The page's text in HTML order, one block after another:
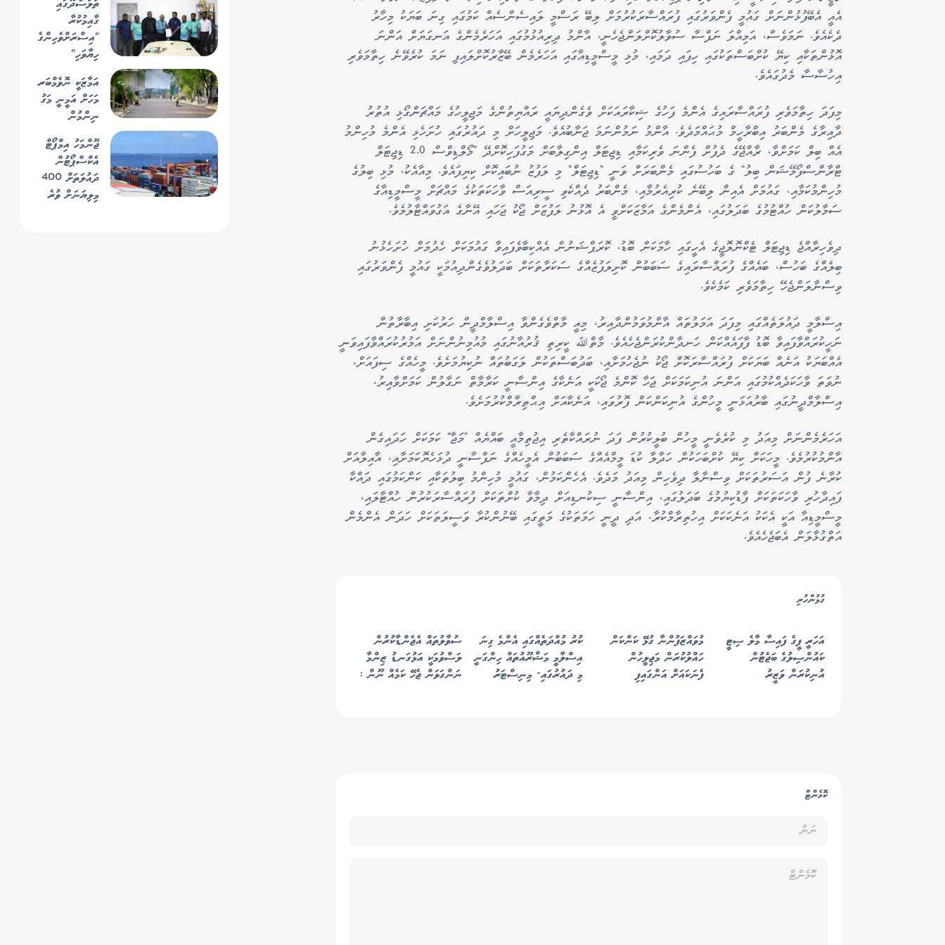
އެއީ އެބޭފުޅުންނަށް ގައުމީ ފެންވަރުގައި ފުރައްސާރަކުރުމަށް ލިބޭ ރަސްމީ ލައިސެންސެއް ކަމުގައި ގިނަ ބަޔަކު މިހާރު
ދެކެއެވެ. ނަމަވެސް، އަމިއްލަ ނަފްސާ ސުވާލުކޮށްލަންޖެހެނީ، އާންމު ދިރިއުޅުމުގައި އަހަރެމެންގެ އަނގަޔަށް އަންނަ
އޮޅުންތަކާއި ކިޔޭ ކުށްބަސްތަކުގައި ހިފައި ދަމައި، މުޅި މީސްމީޑިއާގައި އަހަރެމެން ބޭޒާރުކޮށްލައިފި ނަމަ ކުރެވޭނެ ހިތާމަވެރި
އިހުސާސާ މެދުގައެވެ.
މިފަދަ ހިތާމަވެރި ފުރައްސާރައިގެ އެންމެ ފަހުގެ ޝިކާރައަކަށް ވެގެންދިޔައީ ރައްޔިތުންގެ މަޖިލީހުގެ މައްޗަންގޯޅި އުތުރު
ދާއިރާގެ މެންބަރު އިބްރާހީމް މުޙައްމަދެވެ. އާންމު ނަމުންނަމަ ޖަނާބުއެވެ. މަޖިލީހަށް މި ދައުރުގައި ހުށަހެޅި އެންމެ މުހިންމު
އެއް ބިލް ކަމަށްވާ، ރާއްޖޭގެ ދެފުށް ފެންނަ ވެރިކަމާއި ޑިޖިޓަލް އިންގިލާބަށް މަގުފަހިކޮށްދޭ "މޯލްޑިވްސް 2.0 ޑިޖިޓަލް
ޓްރާންސްފޯމޭޝަން ބިލު" ގެ ބަހުސުގައި މެންބަރަށް ވަނީ "ޑިޖިޓަލް" މި ލަފުޒު ނުބައިކޮށް ކިޔިފައެވެ. މިއާއެކު، މުޅި ބިލުގެ
މުހިންމުކަމާއި، ގައުމަށް އެއިން ލިބޭނެ ކުރިއެރުމާއި، މެންބަރު ދެއްކެވި ސީރިއަސް ވާހަކަތަކުގެ މައްޗަށް މީސްމީޑިއާގެ
ސަމާލުކަން ހުއްޓުމުގެ ބަދަލުގައި، އެންމެންގެ އަމާޒަކަށްވީ އެ އޮޅުނު ލަފުޒަށް ޖޯކު ޖަހައި އޭނާގެ އަގުވައްޓާލުމެވެ.
ދިވެހިރާއްޖެ ޑިޖިޓަލް ޓެކްނޮލޮޖީގެ އެހީގައި ހާމަކަން ބޮޑު، ކޮރަޕްޝަނުން އެއްކިބާވެފައިވާ ގައުމަކަށް ހެދުމަށް ހުށަހެޅުނު
ބިލެއްގެ ބަހުސް، ބައެއްގެ ފުރައްސާރައިގެ ސަބަބުން ކޮށިލަފުޒެއްގެ ސަކަރާތަކަށް ބަދަލުވެގެންދިއުމަކީ ގައުމީ ފެންވަރުގައި
ވިސްނާލަންޖެހޭ ހިތާމަވެރި ކަމެކެވެ.
އިސްލާމީ ދައުލަތެއްގައި މިފަދަ އަމަލުތައް އާންމުވަމުންދާއިރު، މިއީ މާތްވެގެންވާ އިސްލާމްދީން ހަރުކަށި އިބާރާތުން
ނަހީކުރައްވާފައިވާ ބޮޑު ފާފައެއްކަން ހަނދާންކުރަންޖެހެއެވެ. މާތްﷲ ކީރިތި ޤުރުއާނުގައި މުއުމިނުންނަށް އަމުރުކުރައްވާފައިވަނީ
އެއްބަޔަކު އަނެއް ބަޔަކަށް ފުރައްސާރަކޮށް ޖޯކު ނުޖެހުމަށާއި، ބަދުބަސްތަކުން ލަގަބުތައް ނުކިޔުމަށެވެ. މީހެއްގެ ސިފައަށް،
ނުވަތަ ވާހަކަދެއްކުމުގައި އަންނަ އުނިކަމަކަށް ޖަހާ ކޮންމެ ޖޯކަކީ އަނެކާގެ އިންސާނީ ކަރާމާތް ނަގާލުން ކަމަށްވާއިރު،
އިސްލާމްދީނުގައި ބާރުއަޅަނީ މީހުންގެ އުނިކަންކަން ފޮރުވައި، އަނެކާއަށް އިޙްތިރާމްކުރުމަށެވެ.
އަހަރެމެންނަށް މިއަދު މި ކުރެވެނީ މީހުން ބުލީކުރުން ފަދަ ނުރައްކާތެރި އިޖުތިމާއީ ބައްޔެއް "މަޖާ" ކަމަކަށް ހަދައިގެން
އާންމުކުރުމެވެ. މީހަކަށް ކިޔޭ ކުށްބަހަކުން ހަދާލާ ކުޑަ މީމްއެއްގެ ސަބަބުން އެމީހެއްގެ ނަފްސާނީ ދުޅަހެޔޮކަމަށާއި، އާއިލާއަށް
ކުރާނެ ފުން އަސަރުތަކަށް ވިސްނާލާ ދިވެހިން މިއަދު މަދެވެ. އެހެންކަމުން، ގައުމީ މުހިންމު ބިލުތަކާއި ކަންކަމުގައި ދައްކާ
ފައިދާހުރި ވާހަކަތަކަށް ފާޑުކިޔުމުގެ ބަދަލުގައި، އިންސާނީ ސިކުނޑިއަށް ދިމާވާ ކުށްތަކަށް ފުރައްސާރަކުރުން ހުއްޓާލައި،
މީސްމީޑިއާ އަކީ އެކަކު އަނެކަކަށް އިހުތިރާމްކުރާ، އަދި ދީނީ ހަމަތަކުގެ މަތީގައި ބޭނުންކުރާ ވަސީލަތަކަށް ހަދަން އެންމެން
އަތްގުޅާލަން އެބަޖެހެއެވެ.
ކޮމެންޓް
ގުޅުންހުރި
އަހަރީ ފީގެ ފައިސާ މާލެ ސިޓީ
ކައުންސިލުގެ ބަޖެޓުން
އުނިކުރަން ވަޒީރު
މުވައްޒަފުންނާ ގުޅޭ ކަންކަން
ހައްލުކުރަން މަޖިލީހުން
ފެނަކައަށް އަންގައިފި
ކުރު މުއްދަތެއްގައި އެންމެ ގިނަ
އިސްލާމީ މަޝްރޫއުތައް ހިންގަނީ
މި ދައުރުގައި- މިނިސްޓަރު
ސުވާލުތައް އެޖެންޑާކުރުން
ލަސްވުމަކީ އަޅުގަނޑު ޒިންމާ
ނަންގަވަން ޖެހޭ ކަމެއް ނޫން :
ތުލުސްދޫގައި
ގާއިމުކުރާ
"އިސްރަށްވެހިންގެ
ހިޔާވަހި"
ބިން ރަސްމީކޮށް
އެމް.ޓީ.ސީ.ސީއާ
ހަވާލުކޮށްފި
އަމާޒަކީ ނޮވެމްބަރ
މަހަށް އަމީނީ މަގު
ނިންމުން
ޖޫންމަހު އިމްޕޯޓް
އެކްސްޕޯޓުން
ދައުލަތަށް 400
މިލިޔަނަށް ވުރެ